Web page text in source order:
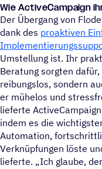
Wie ActiveCampaign
Der Übergang von
dank des proaktiven
Umstellung ist. Ihr
Beratung sorgten
reibungslos, sondern
er mühelos und
lieferte
indem es die
Automation,
Verknüpfungen löste
lieferte. „Ich glaube,